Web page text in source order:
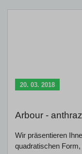
20. 03. 2018
Arbour -
Wir präsentieren
quadratischen